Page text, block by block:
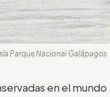
Parque Nacional Galápagos
en el mundo